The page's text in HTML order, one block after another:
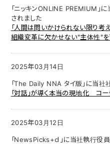
「ニッキンONLINE PREMIUM」
されました
「人間は問いかけられない限り考
組織変革に欠かせない"主体性"
2025年03月14日
「The Daily NNA タイ版」に当社
「対話」が導く本当の現地化 コー
2025年03月12日
「NewsPicks+ｄ」に当社執行役